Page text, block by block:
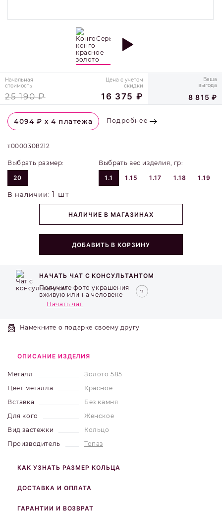
Начальная
стоимость
25 190 ₽
Цена с учетом
скидки
16 375 ₽
Ваша
выгода
8 815 ₽
4094 ₽ х 4 платежа Подробнее
т0000308212
Выбрать размер:
20
Выбрать вес изделия, гр:
1.1
1.15 1.17 1.18 1.19
В наличии:1 шт
НАЛИЧИЕ В МАГАЗИНАХ
ДОБАВИТЬ В КОРЗИНУ
НАЧАТЬ ЧАТ С КОНСУЛЬТАНТОМ
Получите фото украшения
вживую или на человеке
Начать чат
Намекните о подарке своему другу
ОПИСАНИЕ ИЗДЕЛИЯ
Металл
Золото 585
Цвет металла
Красное
Вставка
Без камня
Для кого
Женское
Вид застежки
Кольцо
Производитель
Топаз
КАК УЗНАТЬ РАЗМЕР КОЛЬЦА
ДОСТАВКА И ОПЛАТА
ГАРАНТИИ И ВОЗВРАТ